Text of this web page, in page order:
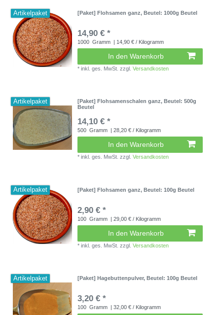
Artikelpaket [Paket] Flohsamen ganz, Beutel: 1000g Beutel
14,90 € *
1000 Gramm | 14,90 € / Kilogramm
In den Warenkorb
*inkl. ges. MwSt. zzgl.Versandkosten
Artikelpaket [Paket] Flohsamenschalen ganz, Beutel: 500g
Beutel
14,10 € *
500 Gramm | 28,20 € / Kilogramm
In den Warenkorb
*inkl. ges. MwSt. zzgl.Versandkosten
Artikelpaket [Paket] Flohsamen ganz, Beutel: 100g Beutel
2,90 € *
100 Gramm | 29,00 € / Kilogramm
In den Warenkorb
*inkl. ges. MwSt. zzgl.Versandkosten
Artikelpaket [Paket] Hagebuttenpulver, Beutel: 100g Beutel
3,20 € *
100 Gramm | 32,00 € / Kilogramm